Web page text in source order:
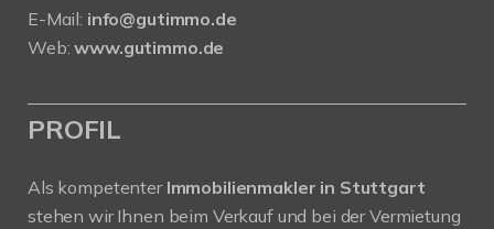
E-Mail: info@gutimmo.de
Web:www.gutimmo.de
PROFIL
Als kompetenter Immobilienmakler in Stuttgart
stehen wir Ihnen beim Verkauf und bei der Vermietung